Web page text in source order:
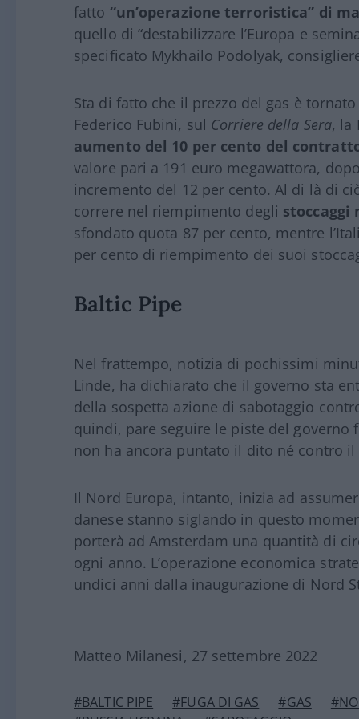
fatto “un’operazione terroristica” di
quello di “destabilizzare l’Europa e
specificato Mykhailo Podolyak,
Sta di fatto che il prezzo del gas è
Federico Fubini, sul Corriere della Sera, la
aumento del 10 per cento del
valore pari a 191 euro megawattora,
incremento del 12 per cento. Al di là di
correre nel riempimento degli stoccaggi
sfondato quota 87 per cento, mentre
per cento di riempimento dei suoi
Baltic Pipe
Nel frattempo, notizia di pochissimi
Linde, ha dichiarato che il governo sta
della sospetta azione di sabotaggio
quindi, pare seguire le piste del governo
non ha ancora puntato il dito né contro il
Il Nord Europa, intanto, inizia ad
danese stanno siglando in questo
porterà ad Amsterdam una quantità di
ogni anno. L’operazione economica
undici anni dalla inaugurazione di Nord
Matteo Milanesi, 27 settembre 2022
#BALTIC PIPE #FUGA DI GAS #GAS